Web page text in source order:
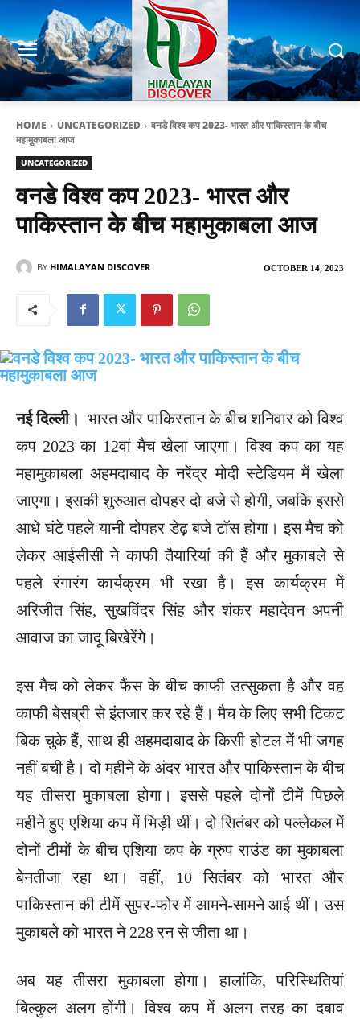
HOME UNCATEGORIZED
वनडे विश्व कप 2023- भारत और पाकिस्तान के बीच
महामुकाबला आज
UNCATEGORIZED
वनडे विश्व कप 2023- भारत और
पाकिस्तान के बीच महामुकाबला आज
OCTOBER 14, 2023
BY HIMALAYAN DISCOVER
नई दिल्ली। भारत और पाकिस्तान के बीच शनिवार को विश्व
कप 2023 का 12वां मैच खेला जाएगा। विश्व कप का यह
महामुकाबला अहमदाबाद के नरेंद्र मोदी स्टेडियम में खेला
जाएगा। इसकी शुरुआत दोपहर दो बजे से होगी, जबकि इससे
आधे घंटे पहले यानी दोपहर डेढ़ बजे टॉस होगा। इस मैच को
लेकर आईसीसी ने काफी तैयारियां की हैं और मुकाबले से
पहले रंगारंग कार्यक्रम भी रखा है। इस कार्यक्रम में
अरिजीत सिंह, सुखविंदर सिंह और शंकर महादेवन अपनी
आवाज का जादू बिखेरेंगे।
इस मैच को लेकर फैंस के बीच काफी उत्सुकता है और वह
काफी बेसब्री से इंतजार कर रहे हैं। मैच के लिए सभी टिकट
बिक चुके हैं, साथ ही अहमदाबाद के किसी होटल में भी जगह
नहीं बची है। दो महीने के अंदर भारत और पाकिस्तान के बीच
यह तीसरा मुकाबला होगा। इससे पहले दोनों टीमें पिछले
महीने हुए एशिया कप में भिड़ी थीं। दो सितंबर को पल्लेकल में
दोनों टीमों के बीच एशिया कप के ग्रुप राउंड का मुकाबला
बेनतीजा रहा था। वहीं, 10 सितंबर को भारत और
पाकिस्तान की टीमें सुपर-फोर में आमने-सामने आई थीं। उस
मुकाबले को भारत ने 228 रन से जीता था।
अब यह तीसरा मुकाबला होगा। हालांकि, परिस्थितियां
बिल्कुल अलग होंगी। विश्व कप में अलग तरह का दबाव